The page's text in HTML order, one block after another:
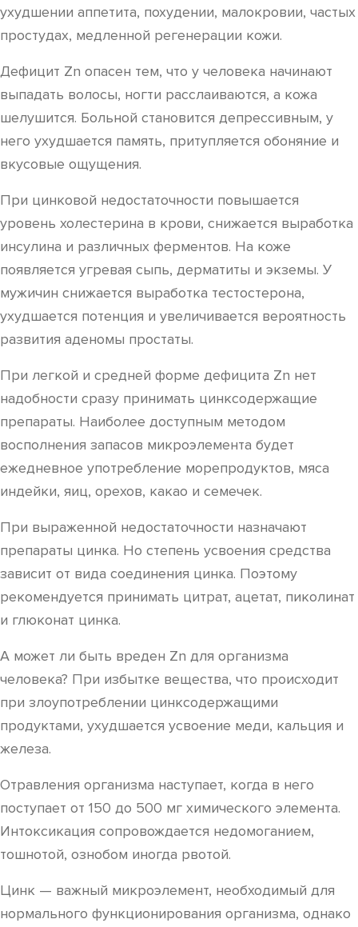
ухудшении аппетита, похудении, малокровии, частых
простудах, медленной регенерации кожи.
Дефицит Zn опасен тем, что у человека начинают
выпадать волосы, ногти расслаиваются, а кожа
шелушится. Больной становится депрессивным, у
него ухудшается память, притупляется обоняние и
вкусовые ощущения.
При цинковой недостаточности повышается
уровень холестерина в крови, снижается выработка
инсулина и различных ферментов. На коже
появляется угревая сыпь, дерматиты и экземы. У
мужичин снижается выработка тестостерона,
ухудшается потенция и увеличивается вероятность
развития аденомы простаты.
При легкой и средней форме дефицита Zn нет
надобности сразу принимать цинксодержащие
препараты. Наиболее доступным методом
восполнения запасов микроэлемента будет
ежедневное употребление морепродуктов, мяса
индейки, яиц, орехов, какао и семечек.
При выраженной недостаточности назначают
препараты цинка. Но степень усвоения средства
зависит от вида соединения цинка. Поэтому
рекомендуется принимать цитрат, ацетат, пиколинат
и глюконат цинка.
А может ли быть вреден Zn для организма
человека? При избытке вещества, что происходит
при злоупотреблении цинксодержащими
продуктами, ухудшается усвоение меди, кальция и
железа.
Отравления организма наступает, когда в него
поступает от 150 до 500 мг химического элемента.
Интоксикация сопровождается недомоганием,
тошнотой, ознобом иногда рвотой.
Цинк — важный микроэлемент, необходимый для
нормального функционирования организма, однако